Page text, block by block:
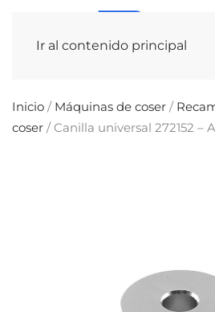
Ir al contenido principal
Inicio / Máquinas de coser /
coser / Canilla universal 272152 –